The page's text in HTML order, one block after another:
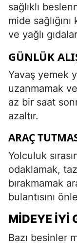
sağlıklı
mide
ve yağlı
GÜNLÜK
Yavaş yemek
uzanmamak
az bir saat
azaltır.
ARAÇ
Yolculuk
odaklamak,
bırakmamak
bulantısını
MIDEYE İYI
Bazı besinler